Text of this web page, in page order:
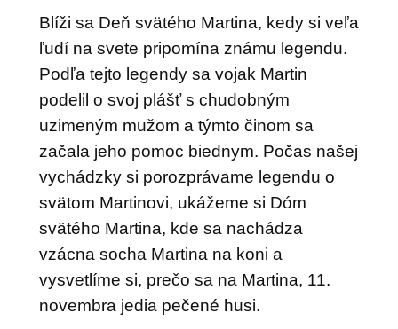
Blíži sa Deň svätého Martina, kedy si veľa
ľudí na svete pripomína známu legendu.
Podľa tejto legendy sa vojak Martin
podelil o svoj plášť s chudobným
uzimeným mužom a týmto činom sa
začala jeho pomoc biednym. Počas našej
vychádzky si porozprávame legendu o
svätom Martinovi, ukážeme si Dóm
svätého Martina, kde sa nachádza
vzácna socha Martina na koni a
vysvetlíme si, prečo sa na Martina, 11.
novembra jedia pečené husi.